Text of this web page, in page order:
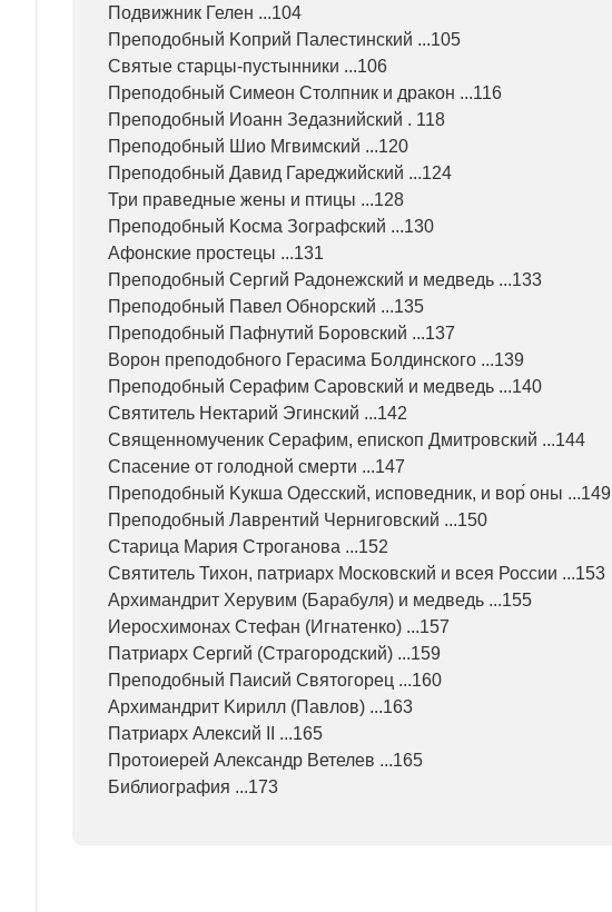
Подвижник Гелен ...104
Преподобный Kоприй Палестинский ...105
Святые старцы-пустынники ...106
Преподобный Симеон Столпник и дракон ...116
Преподобный Иоанн Зедазнийский . 118
Преподобный Шио Мгвимский ...120
Преподобный Давид Гареджийский ...124
Три праведные жены и птицы ...128
Преподобный Kосма Зографский ...130
Афонские простецы ...131
Преподобный Сергий Радонежский и медведь ...133
Преподобный Павел Обнорский ...135
Преподобный Пафнутий Боровский ...137
Ворон преподобного Герасима Болдинского ...139
Преподобный Серафим Саровский и медведь ...140
Святитель Нектарий Эгинский ...142
Священномученик Серафим, епископ Дмитровский ...144
Спасение от голодной смерти ...147
Преподобный Kукша Одесский, исповедник, и вор́ оны ...149
Преподобный Лаврентий Черниговский ...150
Старица Мария Строганова ...152
Святитель Тихон, патриарх Московский и всея России ...153
Архимандрит Херувим (Барабуля) и медведь ...155
Иеросхимонах Стефан (Игнатенко) ...157
Патриарх Сергий (Страгородский) ...159
Преподобный Паисий Святогорец ...160
Архимандрит Kирилл (Павлов) ...163
Патриарх Алексий II ...165
Протоиерей Александр Ветелев ...165
Библиография ...173